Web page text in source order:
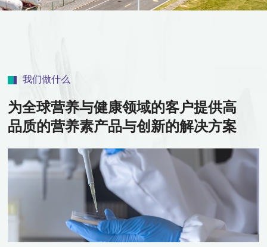
我们做什么
为全球营养与健康领域的客户提供高
品质的营养素产品与创新的解决方案